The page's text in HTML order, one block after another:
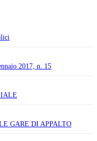
2017, n. 15
GARE DI APPALTO